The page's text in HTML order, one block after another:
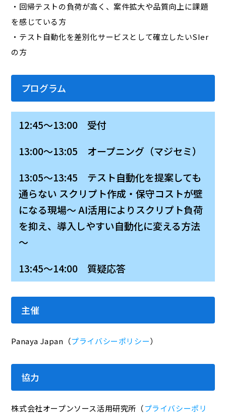
・回帰テストの負荷が高く、案件拡大や品質向上に課題
を感じている方
・テスト自動化を差別化サービスとして確立したいSIer
の方
プログラム
12:45～13:00 受付
13:00～13:05 オープニング（マジセミ）
13:05～13:45 テスト自動化を提案しても
通らない―― スクリプト作成・保守コストが壁
になる現場～ AI活用によりスクリプト負荷
を抑え、導入しやすい自動化に変える方法
～
13:45～14:00 質疑応答
主催
Panaya Japan（プライバシーポリシー）
協力
株式会社オープンソース活用研究所（プライバシーポリ